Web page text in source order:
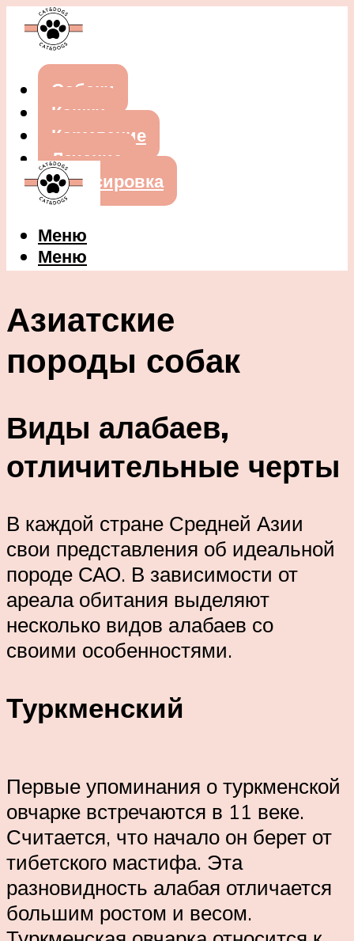
Собаки
Кошки
Кормление
Лечение
Дрессировка
Меню
Меню
Азиатские
породы собак
Виды алабаев,
отличительные черты
В каждой стране Средней Азии
свои представления об идеальной
породе САО. В зависимости от
ареала обитания выделяют
несколько видов алабаев со
своими особенностями.
Туркменский
Первые упоминания о туркменской
овчарке встречаются в 11 веке.
Считается, что начало он берет от
тибетского мастифа. Эта
разновидность алабая отличается
большим ростом и весом.